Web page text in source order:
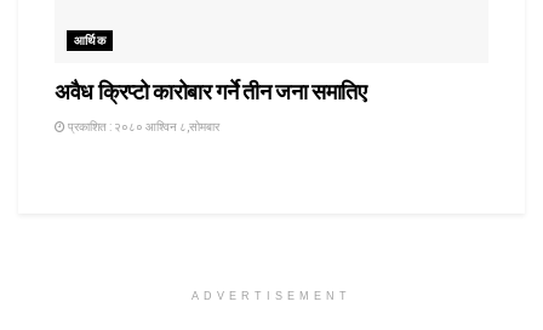
आर्थिक
अवैध क्रिप्टो कारोबार गर्ने तीन जना समातिए
प्रकाशित : २०८० आश्विन ८,सोमबार
ADVERTISEMENT